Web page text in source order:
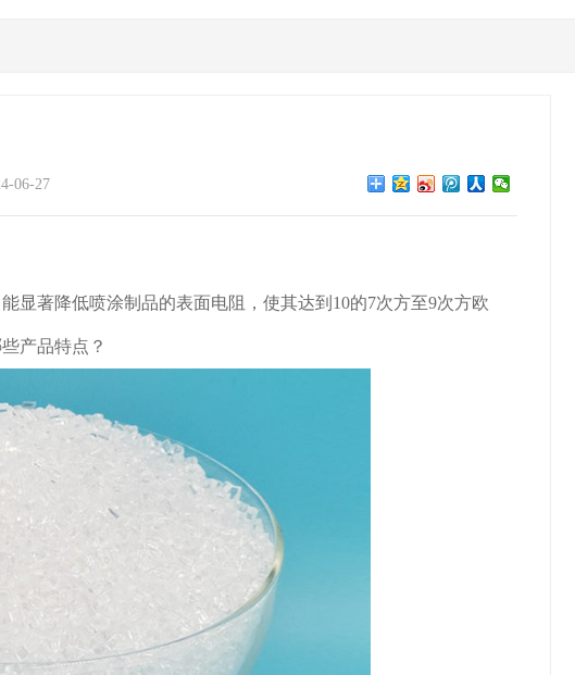
06-27
显著降低喷涂制品的表面电阻，使其达到10的7次方至9次方欧
产品特点？